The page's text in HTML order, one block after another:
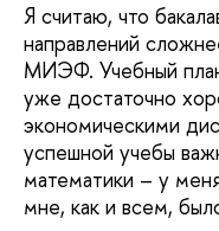
Я считаю, что
направлений
МИЭФ. Учебный
уже достаточно
экономическими
успешной учебы
математики – у
мне, как и всем,